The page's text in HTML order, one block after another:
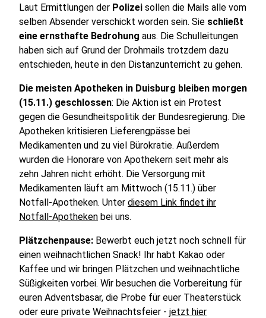
Laut Ermittlungen der Polizei sollen die Mails alle vom
selben Absender verschickt worden sein. Sie schließt
eine ernsthafte Bedrohung aus. Die Schulleitungen
haben sich auf Grund der Drohmails trotzdem dazu
entschieden, heute in den Distanzunterricht zu gehen.
Die meisten Apotheken in Duisburg bleiben morgen
(15.11.) geschlossen: Die Aktion ist ein Protest
gegen die Gesundheitspolitik der Bundesregierung. Die
Apotheken kritisieren Lieferengpässe bei
Medikamenten und zu viel Bürokratie. Außerdem
wurden die Honorare von Apothekern seit mehr als
zehn Jahren nicht erhöht. Die Versorgung mit
Medikamenten läuft am Mittwoch (15.11.) über
Notfall-Apotheken. Unter diesem Link findet ihr
Notfall-Apotheken bei uns.
Plätzchenpause: Bewerbt euch jetzt noch schnell für
einen weihnachtlichen Snack! Ihr habt Kakao oder
Kaffee und wir bringen Plätzchen und weihnachtliche
Süßigkeiten vorbei. Wir besuchen die Vorbereitung für
euren Adventsbasar, die Probe für euer Theaterstück
oder eure private Weihnachtsfeier - jetzt hier